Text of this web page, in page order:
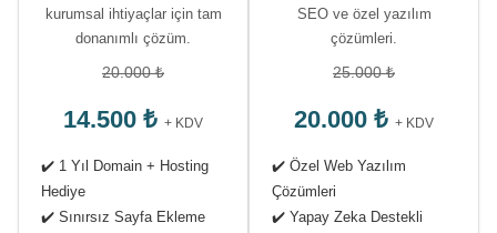
kurumsal ihtiyaçlar için tam
donanımlı çözüm.
20.000 ₺
14.500 ₺ + KDV
✔️ 1 Yıl Domain + Hosting
Hediye
✔️ Sınırsız Sayfa Ekleme
SEO ve özel yazılım
çözümleri.
25.000 ₺
20.000 ₺ + KDV
✔️ Özel Web Yazılım
Çözümleri
✔️ Yapay Zeka Destekli